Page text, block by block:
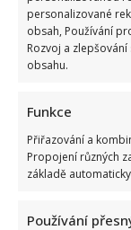
personalizované
obsah, Používání
Rozvoj a
obsahu.
Funkce
Přiřazování a
Propojení různých
základě
Používání